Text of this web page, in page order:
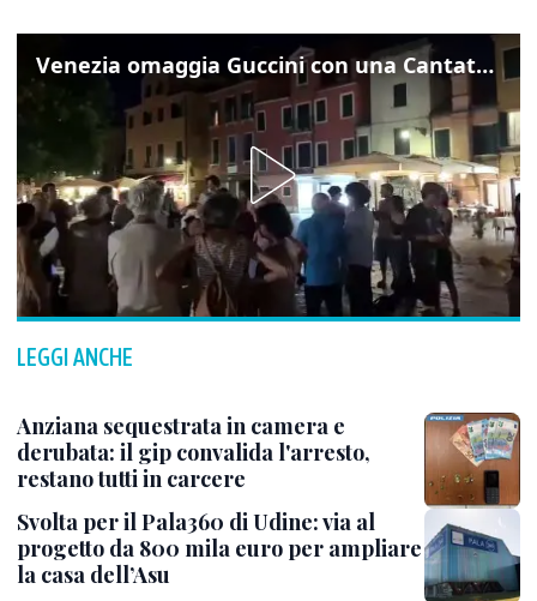
Venezia omaggia Guccini con una Cantata Anarchica in campo Santa Margherita
LEGGI ANCHE
Anziana sequestrata in camera e
derubata: il gip convalida l'arresto,
restano tutti in carcere
Svolta per il Pala360 di Udine: via al
progetto da 800 mila euro per ampliare
la casa dell’Asu